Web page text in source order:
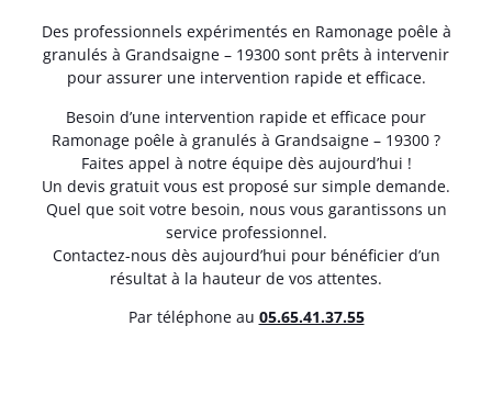
Des professionnels expérimentés en Ramonage poêle à
granulés à Grandsaigne – 19300 sont prêts à intervenir
pour assurer une intervention rapide et efficace.
Besoin d’une intervention rapide et efficace pour
Ramonage poêle à granulés à Grandsaigne – 19300 ?
Faites appel à notre équipe dès aujourd’hui !
Un devis gratuit vous est proposé sur simple demande.
Quel que soit votre besoin, nous vous garantissons un
service professionnel.
Contactez-nous dès aujourd’hui pour bénéficier d’un
résultat à la hauteur de vos attentes.
Par téléphone au 05.65.41.37.55